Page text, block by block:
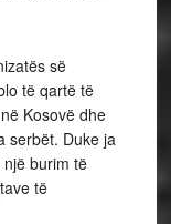
së
të qartë të
Kosovë dhe
serbët. Duke ja
burim të
të